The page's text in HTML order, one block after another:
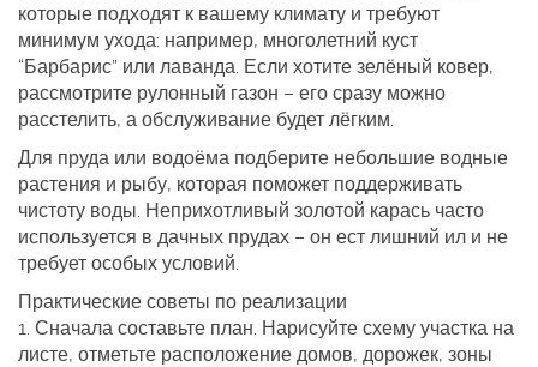
которые подходят к вашему климату и требуют
минимум ухода: например, многолетний куст
“Барбарис” или лаванда. Если хотите зелёный ковер,
рассмотрите рулонный газон – его сразу можно
расстелить, а обслуживание будет лёгким.
Для пруда или водоёма подберите небольшие водные
растения и рыбу, которая поможет поддерживать
чистоту воды. Неприхотливый золотой карась часто
используется в дачных прудах – он ест лишний ил и не
требует особых условий.
Практические советы по реализации
1. Сначала составьте план. Нарисуйте схему участка на
листе, отметьте расположение домов, дорожек, зоны